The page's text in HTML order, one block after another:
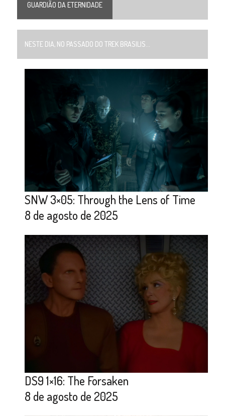
GUARDIÃO DA ETERNIDADE
NESTE DIA, NO PASSADO DO TREK BRASILIS...
SNW 3×05: Through the Lens of Time
8 de agosto de 2025
DS9 1×16: The Forsaken
8 de agosto de 2025